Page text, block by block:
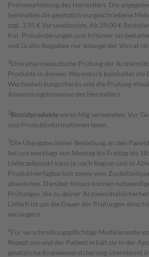
Preisempfehlung des Herstellers. Die
beinhalten die gesetzlich vorgeschriebene
zzgl. 3,95 € Versandkosten. Ab 29,00 €
frei. Preisänderungen und Irrtümer
und Gratis-Beigaben nur solange der Vorrat
1 Eine pharmazeutische Prüfung der
Produkte in deinem Warenkorb beinhaltet die
Wechselwirkungschecks und die Prüfung
Anwendungshinweise des Herstellers.
2Biozidproduktevorsichtig verwenden. Vor
und Produktinformationen lesen.
3Die Übergabe deiner Bestellung an den
bei uns werktags von Montag bis Freitag bis
Lieferzeitpunkt kann je nach Region und in
Produktverfügbarkeit sowie vom
abweichen. Darüber hinaus können
Prüfungen, die zu deiner
Lieferfrist um die Dauer der Prüfungen
verlängern.
4Für verschreibungspflichtige Medikamente
Rezept aus und der Patient erhält sie in der
gesetzliche Krankenversicherung übernimmt